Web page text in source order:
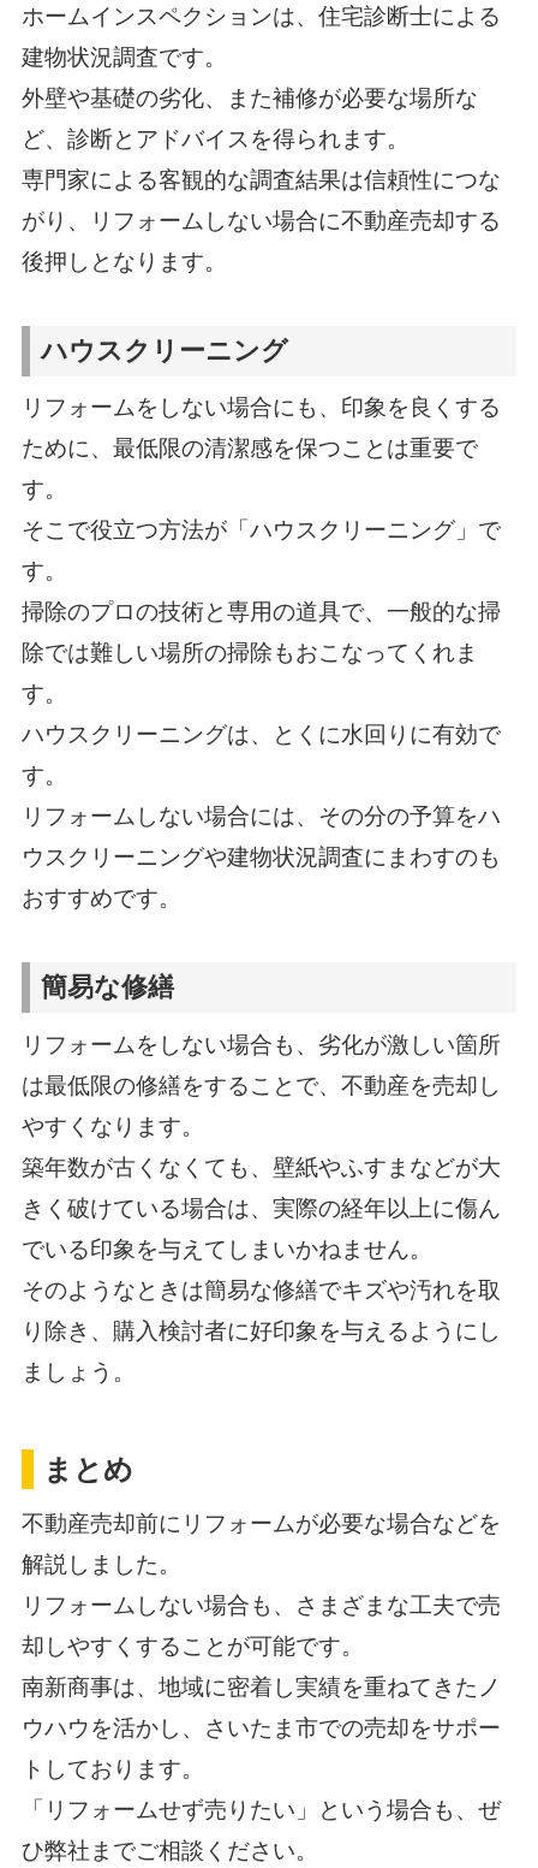
ホームインスペクションは、住宅診断士による
建物状況調査です。
外壁や基礎の劣化、また補修が必要な場所な
ど、診断とアドバイスを得られます。
専門家による客観的な調査結果は信頼性につな
がり、リフォームしない場合に不動産売却する
後押しとなります。
ハウスクリーニング
リフォームをしない場合にも、印象を良くする
ために、最低限の清潔感を保つことは重要で
す。
そこで役立つ方法が「ハウスクリーニング」で
す。
掃除のプロの技術と専用の道具で、一般的な掃
除では難しい場所の掃除もおこなってくれま
す。
ハウスクリーニングは、とくに水回りに有効で
す。
リフォームしない場合には、その分の予算をハ
ウスクリーニングや建物状況調査にまわすのも
おすすめです。
簡易な修繕
リフォームをしない場合も、劣化が激しい箇所
は最低限の修繕をすることで、不動産を売却し
やすくなります。
築年数が古くなくても、壁紙やふすまなどが大
きく破けている場合は、実際の経年以上に傷ん
でいる印象を与えてしまいかねません。
そのようなときは簡易な修繕でキズや汚れを取
り除き、購入検討者に好印象を与えるようにし
ましょう。
まとめ
不動産売却前にリフォームが必要な場合などを
解説しました。
リフォームしない場合も、さまざまな工夫で売
却しやすくすることが可能です。
南新商事は、地域に密着し実績を重ねてきたノ
ウハウを活かし、さいたま市での売却をサポー
トしております。
「リフォームせず売りたい」という場合も、ぜ
ひ弊社までご相談ください。